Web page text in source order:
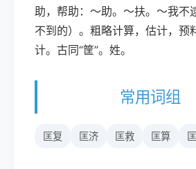
助，帮助：～助。～扶。～我不
不到的）。粗略计算，估计，预
计。古同“筐”。姓。
常用词组
匡复 匡济 匡救 匡算